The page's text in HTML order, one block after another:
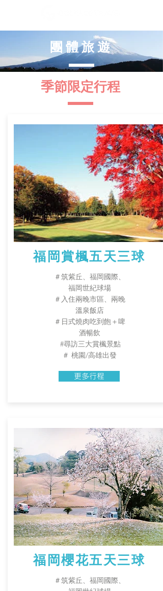
團體旅遊
​季節限定行程
福岡賞楓五天三球
＃筑紫丘、福岡國際、
福岡世紀球場
​＃入住兩晚市區、兩晚
溫泉飯店
​＃日式燒肉吃到飽＋啤
酒暢飲
#尋訪三大賞楓景點
＃ 桃園/高雄出發
更多行程
福岡櫻花五天三球
＃筑紫丘、福岡國際、